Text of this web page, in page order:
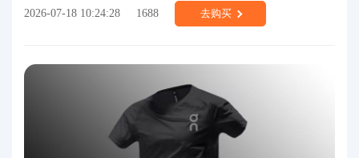
2026-07-18 10:24:28 1688 去购买